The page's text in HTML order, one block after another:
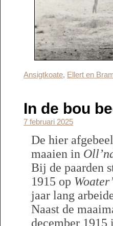
Ansigtkoate, Ellert en
In de bou
7 februari 2025
De hier
maaien in
Bij de paarden
1915 op
jaar lang
Naast de
december